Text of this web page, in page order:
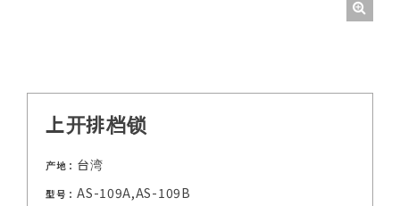
上开排档锁
产地： 台湾
型号：AS-109A,AS-109B